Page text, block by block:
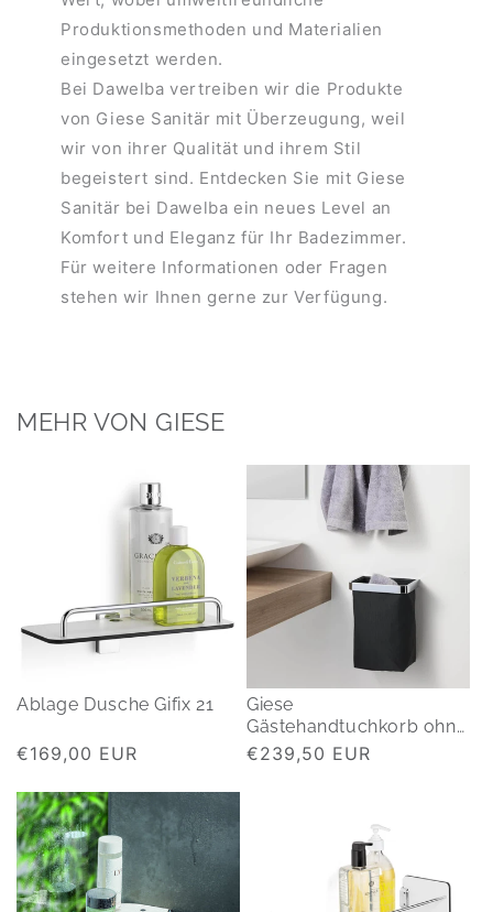
Produktionsmethoden und Materialien
eingesetzt werden.
Bei Dawelba vertreiben wir die Produkte
von Giese Sanitär mit Überzeugung, weil
wir von ihrer Qualität und ihrem Stil
begeistert sind. Entdecken Sie mit Giese
Sanitär bei Dawelba ein neues Level an
Komfort und Eleganz für Ihr Badezimmer.
Für weitere Informationen oder Fragen
stehen wir Ihnen gerne zur Verfügung.
MEHR VON GIESE
Ablage Dusche Gifix 21
Normaler
€169,00 EUR
Giese
Gästehandtuchkorb ohne
bohren
Normaler
€239,50 EUR